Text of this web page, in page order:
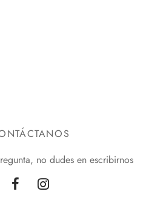
no dudes en escribirnos